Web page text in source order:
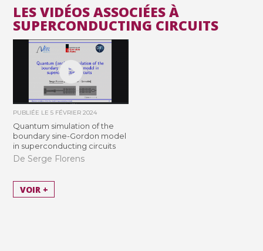
LES VIDÉOS ASSOCIÉES À
SUPERCONDUCTING CIRCUITS
PUBLIÉE LE5 FÉVRIER 2024
Quantum simulation of the
boundary sine-Gordon model
in superconducting circuits
De Serge Florens
VOIR +